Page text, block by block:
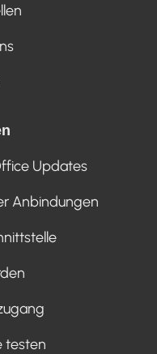
Updates
Anbindungen
testen